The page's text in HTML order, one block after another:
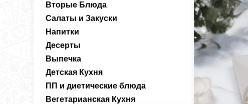
Вторые Блюда
Салаты и Закуски
Напитки
Десерты
Выпечка
Детская Кухня
ПП и диетические блюда
Вегетарианская Кухня